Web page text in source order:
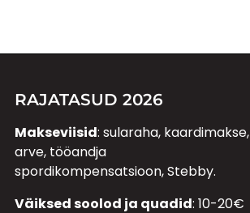
RAJATASUD 2026
Makseviisid: sularaha, kaardimakse,
arve, tööandja
spordikompensatsioon, Stebby.
Väiksed soolod ja quadid: 10-20€